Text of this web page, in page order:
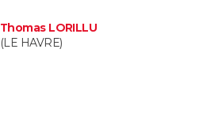
Thomas LORILLU
(LE HAVRE)